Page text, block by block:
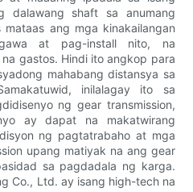
dalawang shaft sa anumang
mataas ang mga kinakailangan
at pag-install nito, na
gastos. Hindi ito angkop para
mahabang distansya sa
inilalagay ito sa
ng gear transmission,
ay dapat na makatwirang
ng pagtatrabaho at mga
upang matiyak na ang gear
sa pagdadala ng karga.
Co., Ltd. ay isang high-tech na